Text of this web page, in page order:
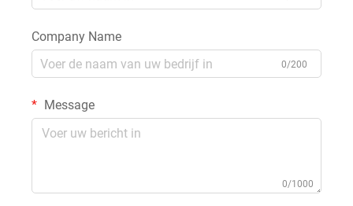
Company Name
0/200
Message
0/1000